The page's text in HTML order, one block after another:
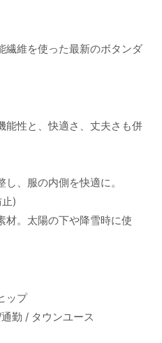
繊維を使った最新のボタンダ
能性と、快適さ、丈夫さも併
、服の内側を快適に。
)
材。太陽の下や降雪時に使
ップ
勤 / タウンユース